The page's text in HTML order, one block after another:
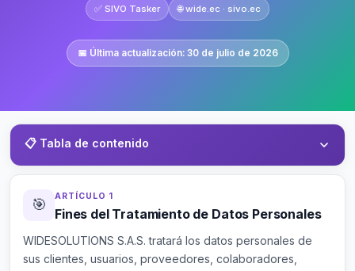
✅ SIVO Tasker 🌐 wide.ec · sivo.ec
📅 Última actualización: 30 de julio de 2026
📋 Tabla de contenido
Base legal
3 Tipos de tratamiento
🎯 ARTÍCULO 1
Fines del Tratamiento de Datos Personales
WIDESOLUTIONS S.A.S. tratará los datos personales de
sus clientes, usuarios, proveedores, colaboradores,